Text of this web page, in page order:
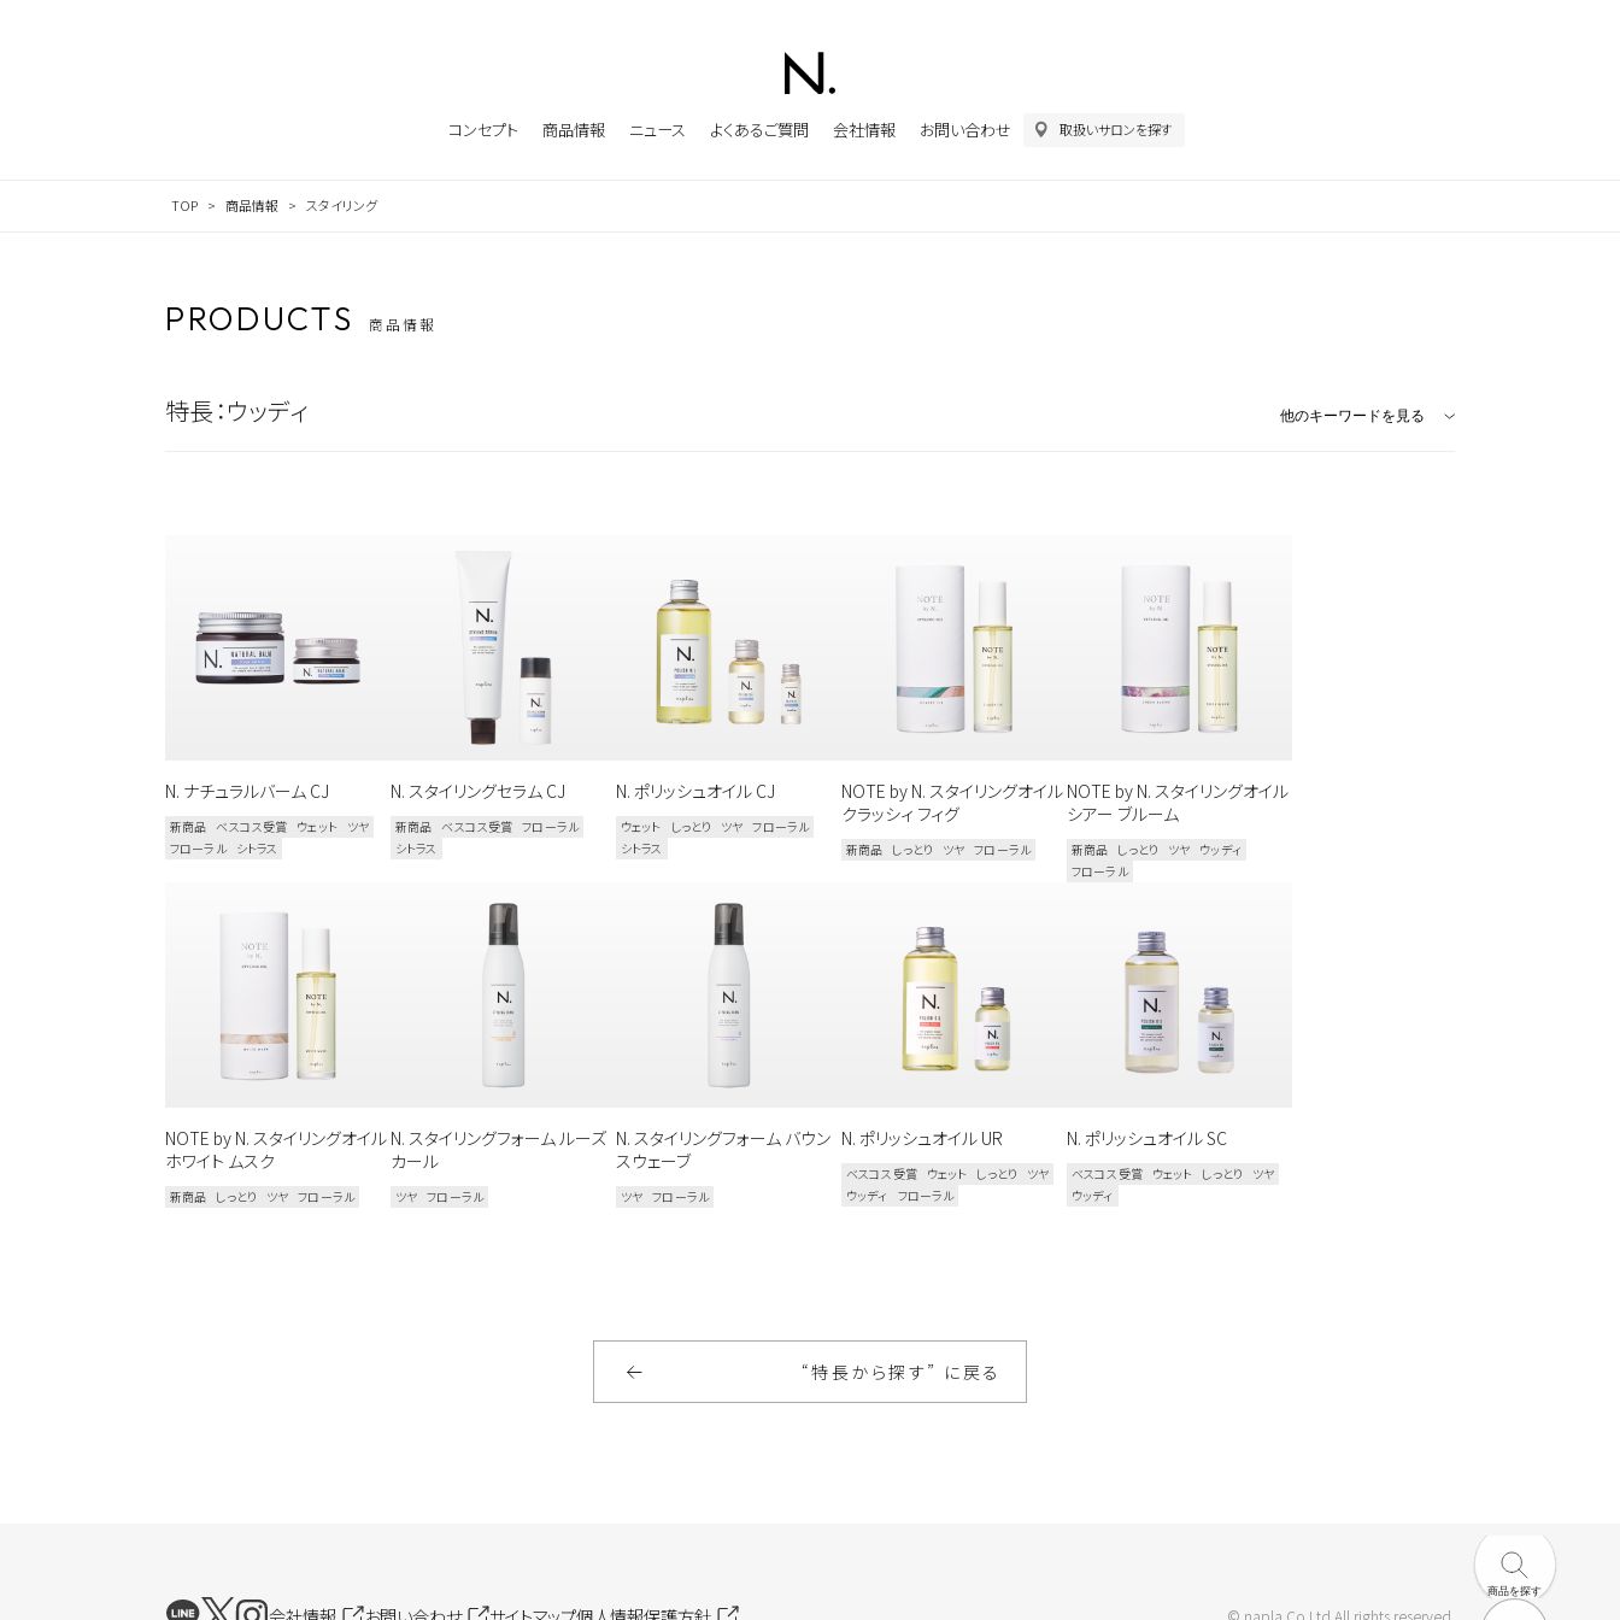
コンセプト 商品情報 ニュース よくあるご質問 会社情報 お問い合わせ 取扱いサロンを探す
スタイリング
シャンプー＆
洗い流さない
ボディケア
おすすめキーワードから探す
オイル
よく検索されるキーワードから探す
ブリーチ毛
しっとり
こちらの商品はサロン専売品になります。
お買い求めの際はお近くの取扱いサロンへお問い合わせください。
一部プロユース商品は、サロンにて施術のみ可能です。
取扱いサロンはこちら
TOP 商品情報 スタイリング
PRODUCTS 商品情報
他のキーワードを見る
特長：ウッディ
N. ナチュラルバーム CJ
新商品 ベスコス受賞 ウェット
ツヤ
フローラル
シトラス
N. スタイリングセラム CJ
新商品 ベスコス受賞 フローラル
シトラス
N. ポリッシュオイル CJ
ウェット しっとり ツヤ フローラル
シトラス
NOTE by N. スタイリングオイル
クラッシィ フィグ
新商品 しっとり ツヤ フローラル
NOTE by N. スタイリングオイル
シアー ブルーム
新商品 しっとり ツヤ ウッディ
フローラル
NOTE by N. スタイリングオイル
ホワイト ムスク
新商品 しっとり ツヤ フローラル
N. スタイリングフォーム ルーズ
カール
ツヤ フローラル
N. スタイリングフォーム バウン
スウェーブ
ツヤ フローラル
N. ポリッシュオイル UR
ベスコス受賞 ウェット しっとり
ツヤ
ウッディ
フローラル
N. ポリッシュオイル SC
ベスコス受賞 ウェット しっとり
ツヤ
ウッディ
“特長から探す” に戻る
© napla Co.Ltd All rights reserved.
商品を探す